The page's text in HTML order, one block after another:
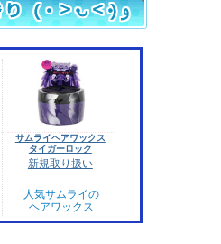
サムライヘアワックス
タイガーロック
新規取り扱い
人気サムライの
ヘアワックス